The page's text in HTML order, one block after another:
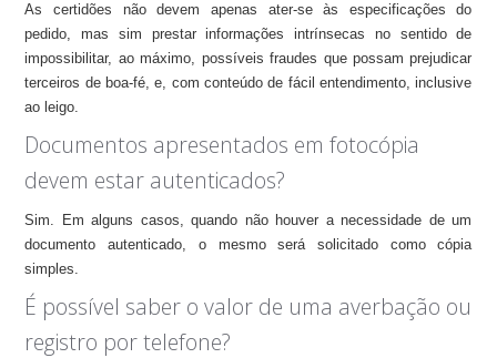
As certidões não devem apenas ater-se às especificações do
pedido, mas sim prestar informações intrínsecas no sentido de
impossibilitar, ao máximo, possíveis fraudes que possam prejudicar
terceiros de boa-fé, e, com conteúdo de fácil entendimento, inclusive
ao leigo.
Documentos apresentados em fotocópia
devem estar autenticados?
Sim. Em alguns casos, quando não houver a necessidade de um
documento autenticado, o mesmo será solicitado como cópia
simples.
É possível saber o valor de uma averbação ou
registro por telefone?